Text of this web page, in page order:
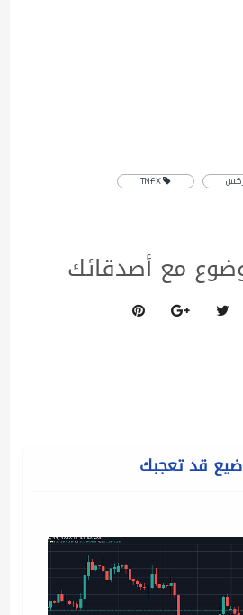
TNFX
مع أصدقائك
قد تعجبك